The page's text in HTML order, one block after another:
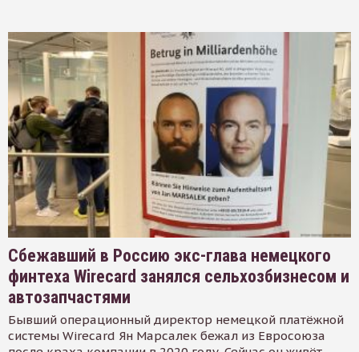
Сбежавший в Россию экс-глава немецкого
финтеха Wirecard занялся сельхозбизнесом и
автозапчастями
Бывший операционный директор немецкой платёжной
системы Wirecard Ян Марсалек бежал из Евросоюза